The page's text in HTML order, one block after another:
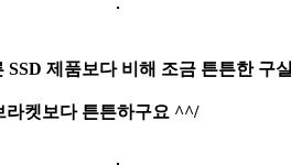
SSD 제품보다 비해 조금 튼튼한 구
라켓보다 튼튼하구요 ^^/